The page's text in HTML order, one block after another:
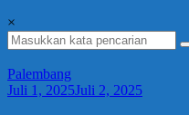
×
Palembang
Juli 1, 2025Juli 2, 2025